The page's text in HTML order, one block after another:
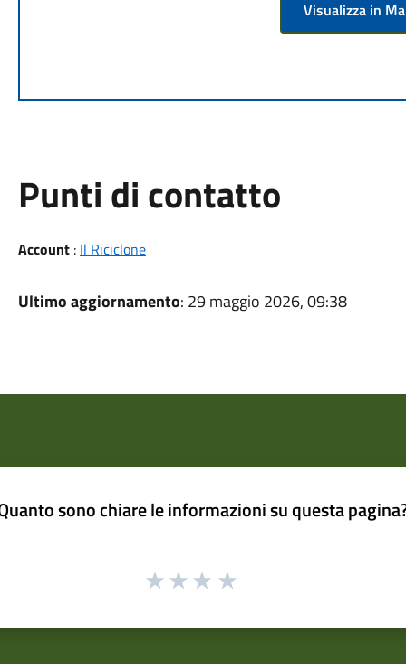
Visualizza in
Punti di contatto
Account: Il Riciclone
Ultimo aggiornamento: 29 maggio 2026, 09:38
sono chiare le informazioni su questa